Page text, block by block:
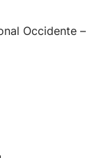
Occidente –